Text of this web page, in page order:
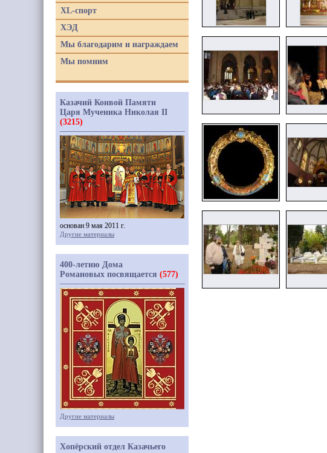
XL-спорт
ХЭД
Мы благодарим и награждаем
Мы помним
Казачий Конвой Памяти
Царя Мученика Николая II
(3215)
основан 9 мая 2011 г.
Другие материалы
400-летию Дома
Романовых посвящается (577)
Другие материалы
Хопёрский отдел Казачьего